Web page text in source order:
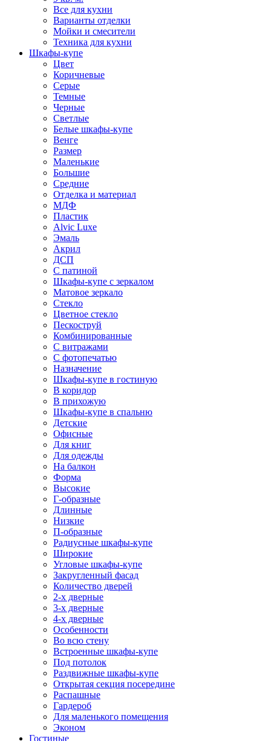
Все для кухни
Варианты отделки
Мойки и смесители
Техника для кухни
Шкафы-купе
Цвет
Коричневые
Серые
Темные
Черные
Светлые
Белые шкафы-купе
Венге
Размер
Маленькие
Большие
Средние
Отделка и материал
МДФ
Пластик
Alvic Luxe
Эмаль
Акрил
ДСП
С патиной
Шкафы-купе с зеркалом
Матовое зеркало
Стекло
Цветное стекло
Пескоструй
Комбинированные
С витражами
С фотопечатью
Назначение
Шкафы-купе в гостиную
В коридор
В прихожую
Шкафы-купе в спальню
Детские
Офисные
Для книг
Для одежды
На балкон
Форма
Высокие
Г-образные
Длинные
Низкие
П-образные
Радиусные шкафы-купе
Широкие
Угловые шкафы-купе
Закругленный фасад
Количество дверей
2-х дверные
3-х дверные
4-х дверные
Особенности
Во всю стену
Встроенные шкафы-купе
Под потолок
Раздвижные шкафы-купе
Открытая секция посередине
Распашные
Гардероб
Для маленького помещения
Эконом
Гостиные